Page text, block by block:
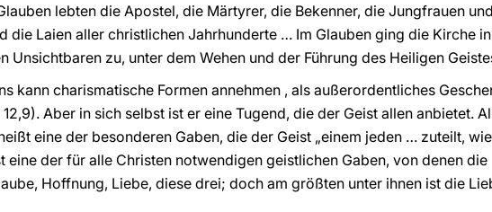
lebten die Apostel, die Märtyrer, die Bekenner, die Jungfrauen
die Laien aller christlichen Jahrhunderte … Im Glauben ging die Kirche in
Unsichtbaren zu, unter dem Wehen und der Führung des Heiligen
kann charismatische Formen annehmen , als außerordentliches
Aber in sich selbst ist er eine Tugend, die der Geist allen anbietet.
eine der besonderen Gaben, die der Geist „einem jeden … zuteilt,
eine der für alle Christen notwendigen geistlichen Gaben, von denen die
Hoffnung, Liebe, diese drei; doch am größten unter ihnen ist die